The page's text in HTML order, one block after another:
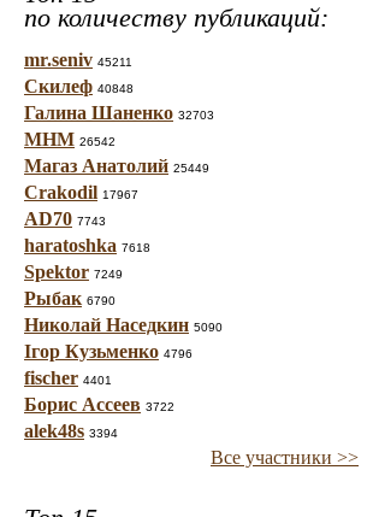
по количеству публикаций:
mr.seniv 45211
Скилеф 40848
Галина Шаненко 32703
МНМ 26542
Магаз Анатолий 25449
Crakodil 17967
AD70 7743
haratoshka 7618
Spektor 7249
Рыбак 6790
Николай Наседкин 5090
Ігор Кузьменко 4796
fischer 4401
Борис Ассеев 3722
alek48s 3394
Все участники >>